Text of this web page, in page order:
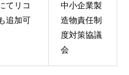
てリコ
追加可
中小企業製
造物責任制
度対策協議
会